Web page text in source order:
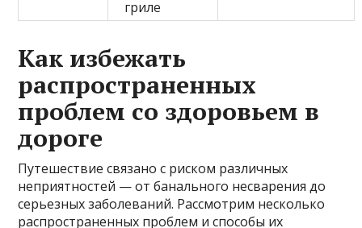
гриле
Как избежать
распространенных
проблем со здоровьем в
дороге
Путешествие связано с риском различных
неприятностей — от банального несварения до
серьезных заболеваний. Рассмотрим несколько
распространенных проблем и способы их